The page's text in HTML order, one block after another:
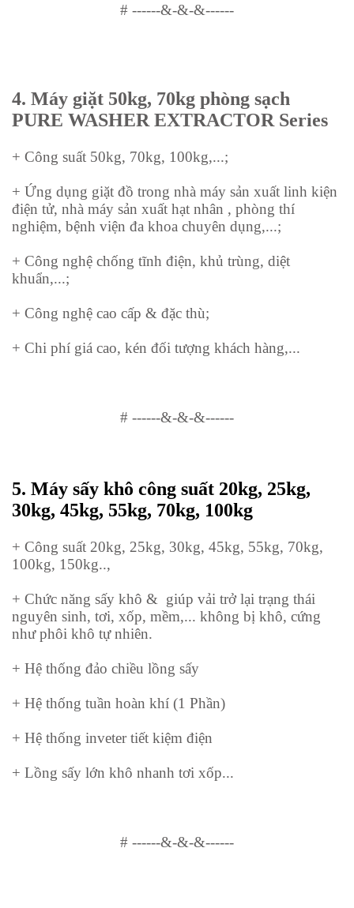
# ------&-&-&------
4. Máy giặt 50kg, 70kg phòng sạch
PURE WASHER EXTRACTOR Series
+ Công suất 50kg, 70kg, 100kg,...;
+ Ứng dụng giặt đồ trong nhà máy sản xuất linh kiện
điện tử, nhà máy sản xuất hạt nhân , phòng thí
nghiệm, bệnh viện đa khoa chuyên dụng,...;
+ Công nghệ chống tĩnh điện, khủ trùng, diệt
khuẩn,...;
+ Công nghệ cao cấp & đặc thù;
+ Chi phí giá cao, kén đối tượng khách hàng,...
# ------&-&-&------
5. Máy sấy khô công suất 20kg, 25kg,
30kg, 45kg, 55kg, 70kg, 100kg
+ Công suất 20kg, 25kg, 30kg, 45kg, 55kg, 70kg,
100kg, 150kg..,
+ Chức năng sấy khô & giúp vải trở lại trạng thái
nguyên sinh, tơi, xốp, mềm,... không bị khô, cứng
như phôi khô tự nhiên.
+ Hệ thống đảo chiều lồng sấy
+ Hệ thống tuần hoàn khí (1 Phần)
+ Hệ thống inveter tiết kiệm điện
+ Lồng sấy lớn khô nhanh tơi xốp...
# ------&-&-&------